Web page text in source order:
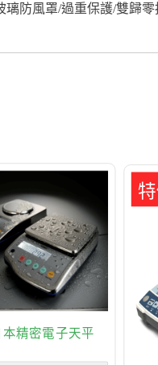
防風罩/過重保護/雙歸零
本精密電子天平